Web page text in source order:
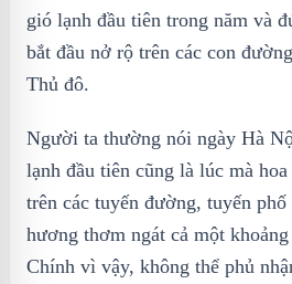
gió lạnh đầu tiên trong năm và
bắt đầu nở rộ trên các con
Thủ đô.
Người ta thường nói ngày Hà
lạnh đầu tiên cũng là lúc mà
trên các tuyến đường, tuyến
hương thơm ngát cả một
Chính vì vậy, không thể phủ